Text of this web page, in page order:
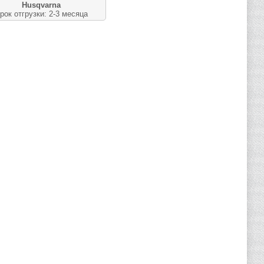
Husqvarna
отгрузки: 2-3 месяца